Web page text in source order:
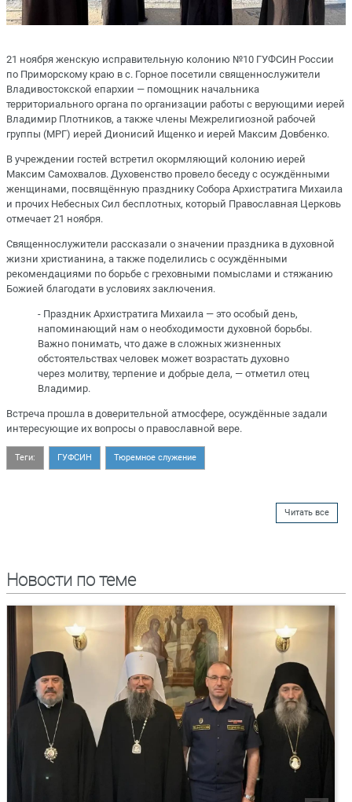
21 ноября женскую исправительную колонию №10 ГУФСИН России
по Приморскому краю в с. Горное посетили священнослужители
Владивостокской епархии — помощник начальника
территориального органа по организации работы с верующими иерей
Владимир Плотников, а также члены Межрелигиозной рабочей
группы (МРГ) иерей Дионисий Ищенко и иерей Максим Довбенко.
В учреждении гостей встретил окормляющий колонию иерей
Максим Самохвалов. Духовенство провело беседу с осуждёнными
женщинами, посвящённую празднику Собора Архистратига Михаила
и прочих Небесных Сил бесплотных, который Православная Церковь
отмечает 21 ноября.
Священнослужители рассказали о значении праздника в духовной
жизни христианина, а также поделились с осуждёнными
рекомендациями по борьбе с греховными помыслами и стяжанию
Божией благодати в условиях заключения.
- Праздник Архистратига Михаила — это особый день,
напоминающий нам о необходимости духовной борьбы.
Важно понимать, что даже в сложных жизненных
обстоятельствах человек может возрастать духовно
через молитву, терпение и добрые дела, — отметил отец
Владимир.
Встреча прошла в доверительной атмосфере, осуждённые задали
интересующие их вопросы о православной вере.
Теги: ГУФСИН Тюремное служение
Читать все
Новости по теме